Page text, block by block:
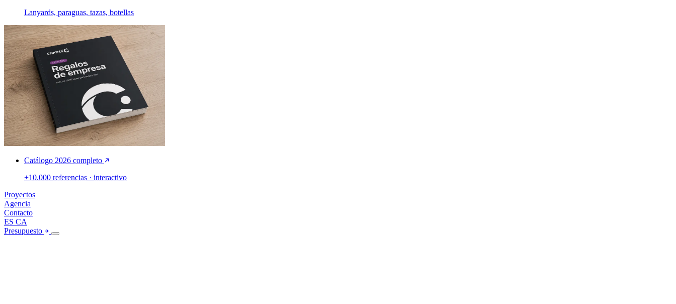
Lanyards, paraguas, tazas, botellas
Catálogo 2026 completo
+10.000 referencias · interactivo
Proyectos
Agencia
Contacto
ES CA
Presupuesto